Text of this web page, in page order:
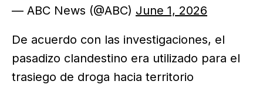
— ABC News (@ABC) June 1, 2026
De acuerdo con las investigaciones, el
pasadizo clandestino era utilizado para el
trasiego de droga hacia territorio